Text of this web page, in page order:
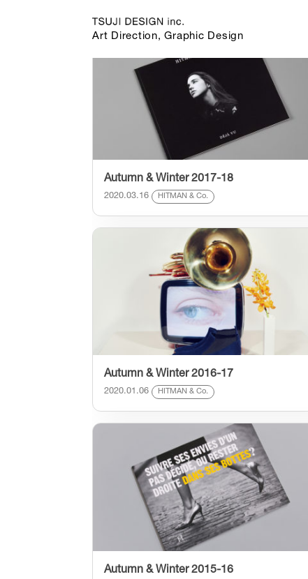
Art Direction, Graphic Design
Autumn & Winter 2017-18
2020.03.16 HITMAN & Co.
Autumn & Winter 2016-17
2020.01.06 HITMAN & Co.
Autumn & Winter 2015-16